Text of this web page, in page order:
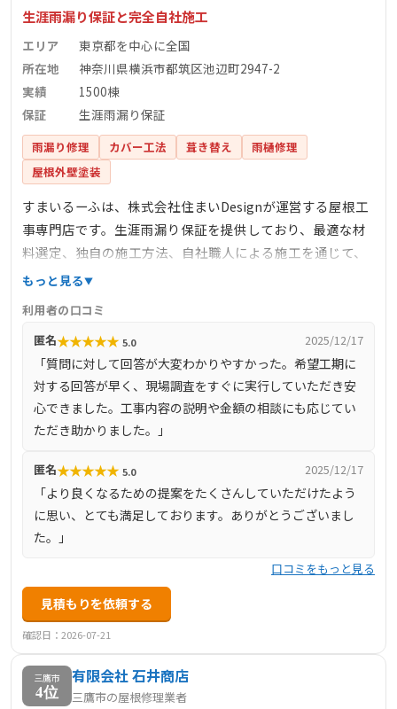
生涯雨漏り保証と完全自社施工
エリア
東京都を中心に全国
所在地
神奈川県横浜市都筑区池辺町2947-2
実績
1500棟
保証
生涯雨漏り保証
雨漏り修理 カバー工法 葺き替え
雨樋修理
屋根外壁塗装
すまいるーふは、株式会社住まいDesignが運営する屋根工
事専門店です。生涯雨漏り保証を提供しており、最適な材
料選定、独自の施工方法、自社職人による施工を通じて、
雨漏りしない住まいの安心を提供しています。完全自社施
任を持って施工を行っています。また、しつこい営業を一
切行わず、お客様のご要望に沿った最善の提案を心掛けて
います。
もっと見る
利用者の口コミ
匿名★★★★★ 5.0 2025/12/17
「質問に対して回答が大変わかりやすかった。希望工期に
対する回答が早く、現場調査をすぐに実行していただき安
心できました。工事内容の説明や金額の相談にも応じてい
ただき助かりました。」
匿名★★★★★ 5.0 2025/12/17
「より良くなるための提案をたくさんしていただけたよう
に思い、とても満足しております。ありがとうございまし
た。」
口コミをもっと見る
見積もりを依頼する
確認日：2026-07-21
三鷹市
4位
有限会社 石井商店
三鷹市の屋根修理業者